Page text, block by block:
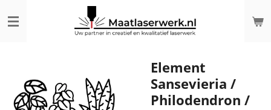
direct
Element
Sansevieria /
Philodendron /